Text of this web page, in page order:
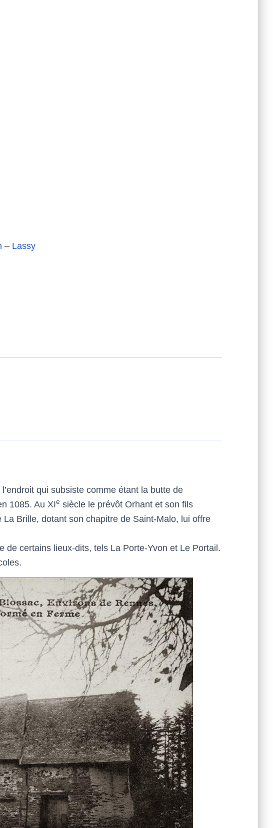
– Lassy
qui subsiste comme étant la butte de
1085. Au XIe siècle le prévôt Orhant et son fils
La Brille, dotant son chapitre de Saint-Malo, lui offre
de certains lieux-dits, tels La Porte-Yvon et Le Portail.